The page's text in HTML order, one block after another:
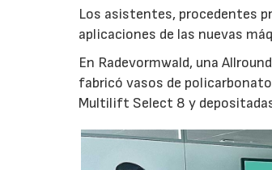
Los asistentes, procedentes
aplicaciones de las nuevas
En Radevormwald, una
fabricó vasos de
Multilift Select 8 y